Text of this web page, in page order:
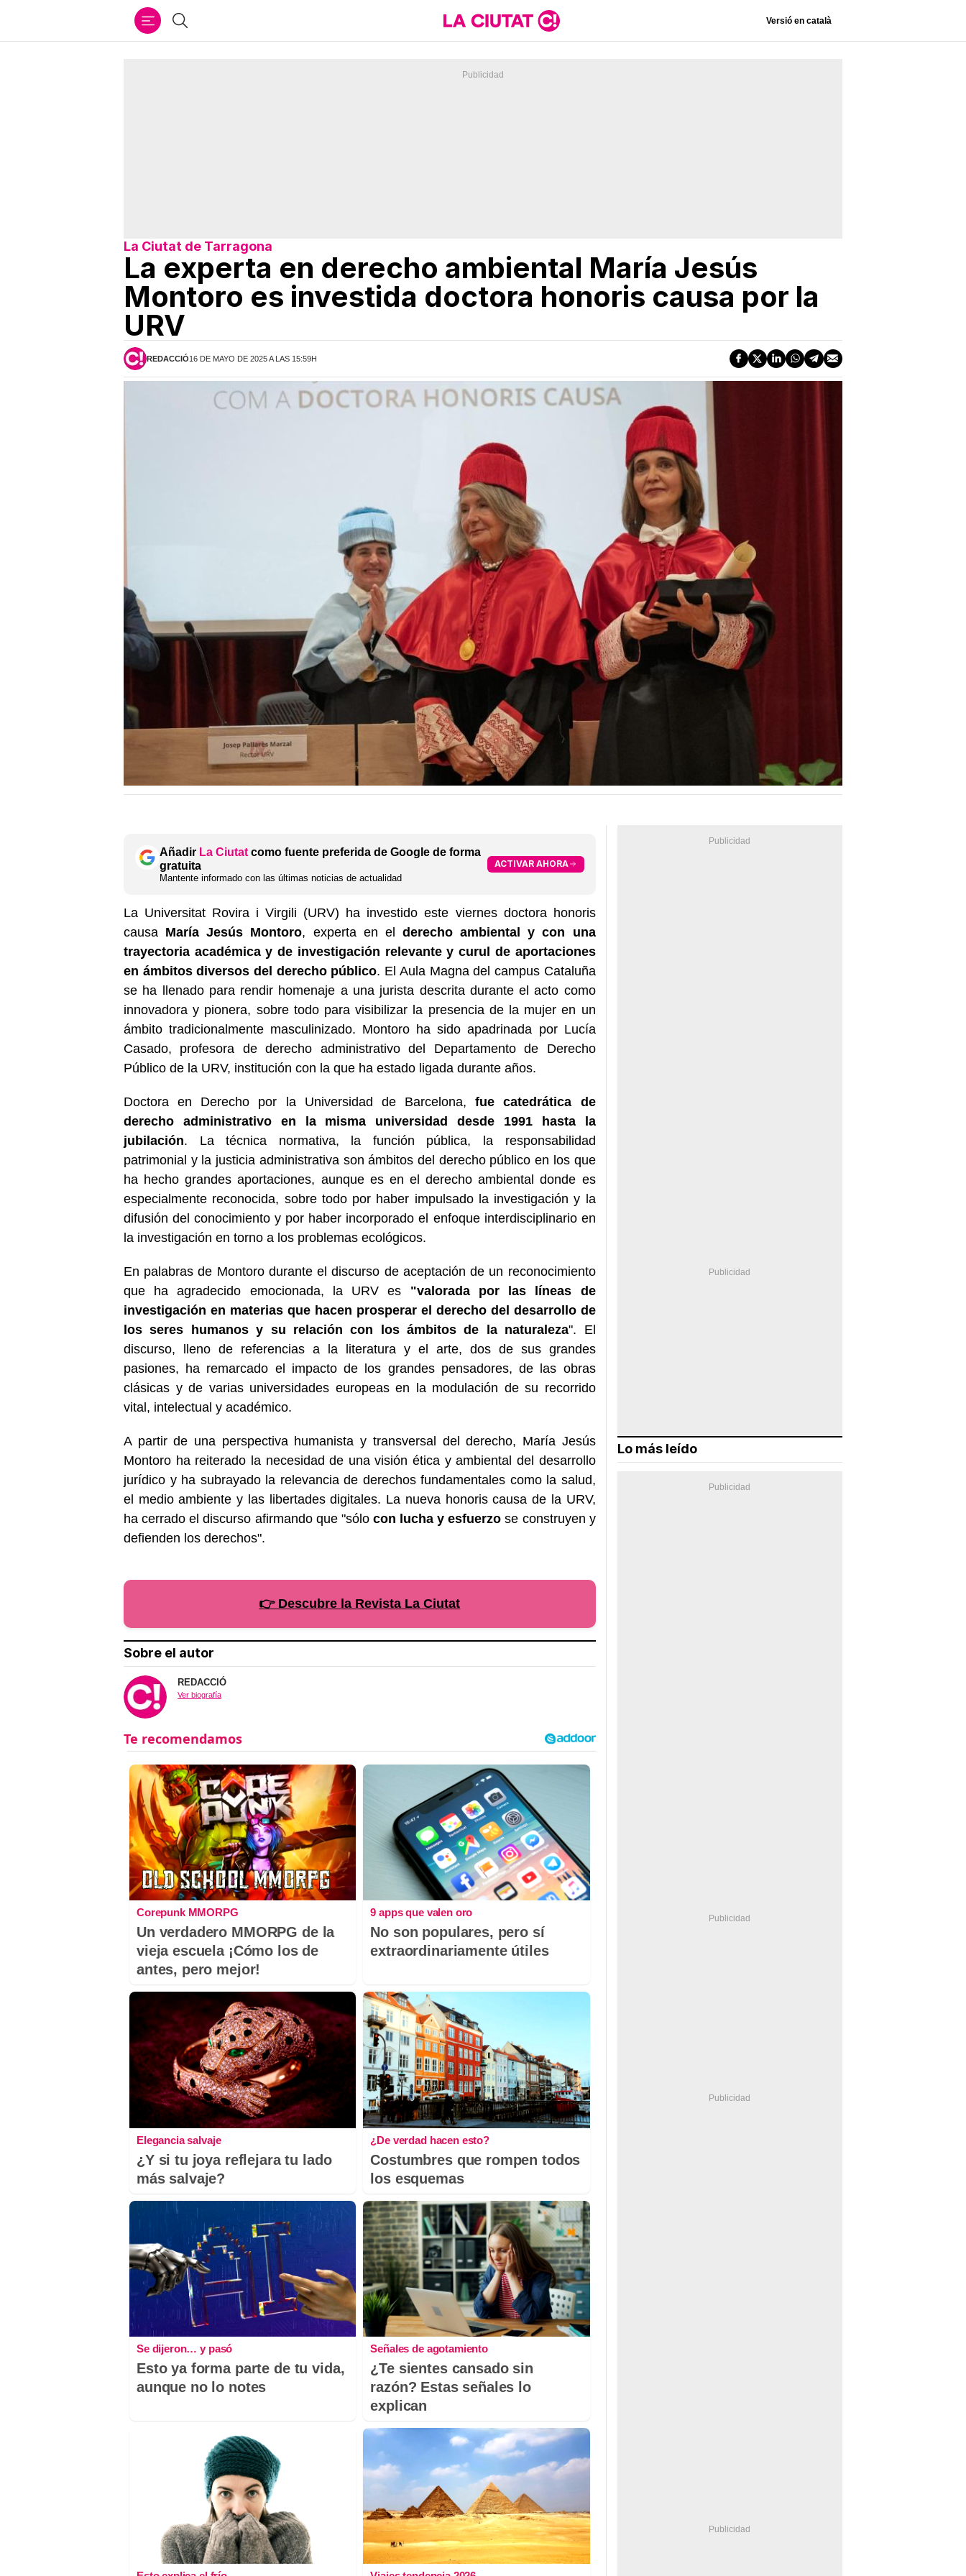
Buscar Versió en català
La Ciutat de Tarragona
La experta en derecho ambiental María Jesús
Montoro es investida doctora honoris causa por la
URV
REDACCIÓ16 DE MAYO DE 2025 A LAS 15:59H
Añadir La Ciutat como fuente preferida de Google de forma
gratuita
Mantente informado con las últimas noticias de actualidad
ACTIVAR AHORA
La Universitat Rovira i Virgili (URV) ha investido este viernes doctora honoris
causa María Jesús Montoro, experta en elderecho ambiental y con una
trayectoria académica y de investigación relevante y curul de aportaciones
en ámbitos diversos del derecho público. El Aula Magna del campus Cataluña
se ha llenado para rendir homenaje a una jurista descrita durante el acto como
innovadora y pionera, sobre todo para visibilizar la presencia de la mujer en un
ámbito tradicionalmente masculinizado. Montoro ha sido apadrinada por Lucía
Casado, profesora de derecho administrativo del Departamento de Derecho
Público de la URV, institución con la que ha estado ligada durante años.
Doctora en Derecho por la Universidad de Barcelona,fue catedrática de
derecho administrativo en la misma universidad desde 1991 hasta la
jubilación. La técnica normativa, la función pública, la responsabilidad
patrimonial y la justicia administrativa son ámbitos del derecho público en los que
ha hecho grandes aportaciones, aunque es en el derecho ambiental donde es
especialmente reconocida, sobre todo por haber impulsado la investigación y la
difusión del conocimiento y por haber incorporado el enfoque interdisciplinario en
la investigación en torno a los problemas ecológicos.
En palabras de Montoro durante el discurso de aceptación de un reconocimiento
que ha agradecido emocionada, la URV es "valorada por las líneas de
investigación en materias que hacen prosperar el derecho del desarrollo de
los seres humanos y su relación con los ámbitos de la naturaleza". El
discurso, lleno de referencias a la literatura y el arte, dos de sus grandes
pasiones, ha remarcado el impacto de los grandes pensadores, de las obras
clásicas y de varias universidades europeas en la modulación de su recorrido
vital, intelectual y académico.
A partir de una perspectiva humanista y transversal del derecho, María Jesús
Montoro ha reiterado la necesidad de una visión ética y ambiental del desarrollo
jurídico y ha subrayado la relevancia de derechos fundamentales como la salud,
el medio ambiente y las libertades digitales. La nueva honoris causa de la URV,
ha cerrado el discurso afirmando que "sólo con lucha y esfuerzo se construyen y
defienden los derechos".
👉 Descubre la Revista La Ciutat
Sobre el autor
REDACCIÓ
Ver biografía
Corepunk MMORPG
Un verdadero MMORPG de la
vieja escuela ¡Cómo los de
antes, pero mejor!
9 apps que valen oro
No son populares, pero sí
extraordinariamente útiles
Elegancia salvaje
¿Y si tu joya reflejara tu lado
más salvaje?
¿De verdad hacen esto?
Costumbres que rompen todos
los esquemas
Se dijeron… y pasó
Esto ya forma parte de tu vida,
aunque no lo notes
Señales de agotamiento
¿Te sientes cansado sin
razón? Estas señales lo
explican
Lo más leído